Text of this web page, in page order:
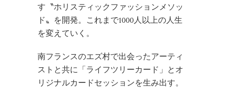
す〝ホリスティックファッションメソッ
ド〟を開発。これまで1000人以上の人生
を変えていく。
南フランスのエズ村で出会ったアーティ
ストと共に「ライフツリーカード」とオ
リジナルカードセッションを生み出す。